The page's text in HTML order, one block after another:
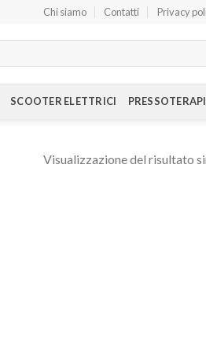
Chi siamo Contatti Privacy
SCOOTER ELETTRICI
Visualizzazione del risultato